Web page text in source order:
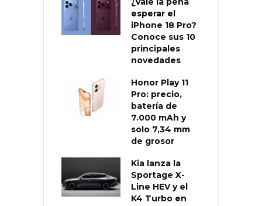
esperar el
iPhone 18 Pro?
Conoce sus 10
principales
novedades
Honor Play 11
Pro: precio,
batería de
7.000 mAh y
solo 7,34 mm
de grosor
Kia lanza la
Sportage X-
Line HEV y el
K4 Turbo en